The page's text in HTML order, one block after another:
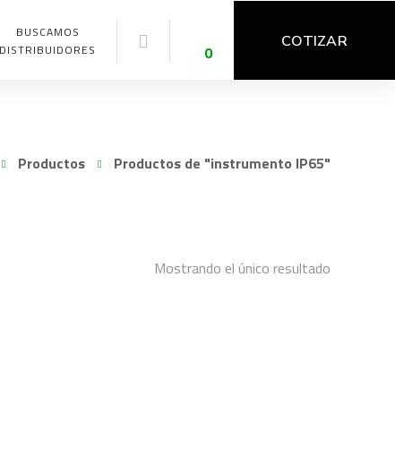
COTIZAR
0
BUSCAMOS
DISTRIBUIDORES
Productos Productos de "instrumento IP65"
Mostrando el único resultado